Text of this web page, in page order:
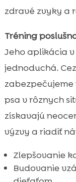
zdravé zvyky a
Tréning
Jeho aplikácia
jednoduchá.
psa v rôznych
získavajú
výzvy a riadiť
Zlepšovanie
Budovanie